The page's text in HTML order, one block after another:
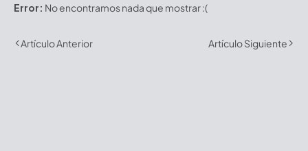
Error: No encontramos nada que mostrar :(
Artículo Anterior Artículo Siguiente